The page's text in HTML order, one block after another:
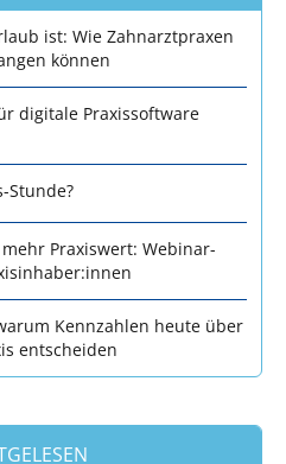
ist: Wie Zahnarztpraxen
können
digitale Praxissoftware
Stunde?
Praxiswert: Webinar-
Kennzahlen heute über
entscheiden